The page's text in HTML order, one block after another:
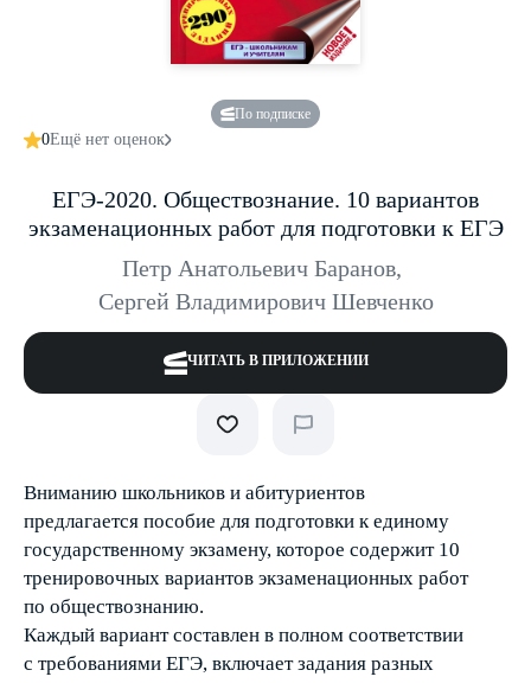
По подписке
0Ещё нет оценок
ЕГЭ-2020. Обществознание. 10 вариантов
экзаменационных работ для подготовки к ЕГЭ
Петр Анатольевич Баранов,
Сергей Владимирович Шевченко
ЧИТАТЬ В ПРИЛОЖЕНИИ
Вниманию школьников и абитуриентов
предлагается пособие для подготовки к единому
государственному экзамену, которое содержит 10
тренировочных вариантов экзаменационных работ
по обществознанию.
Каждый вариант составлен в полном соответствии
с требованиями ЕГЭ, включает задания разных